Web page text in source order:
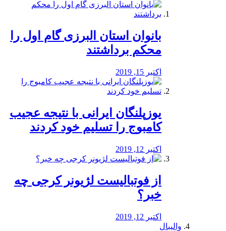
بانوان استان البرزی گام اول را
محكم برداشتند
اکتبر 15, 2019
یوزپلنگان ایرانی با نتیجه عجیب
کامبوج را تسلیم خود کردند
اکتبر 12, 2019
از فوتبالیست لژیونر کرجی چه
خبر؟
اکتبر 12, 2019
والیبال